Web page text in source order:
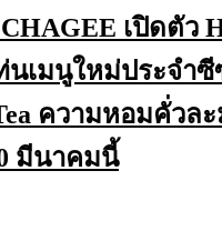
เปิดตัว
เมนูใหม่ประจำซี
ความหอมคั่วล
มีนาคมนี้